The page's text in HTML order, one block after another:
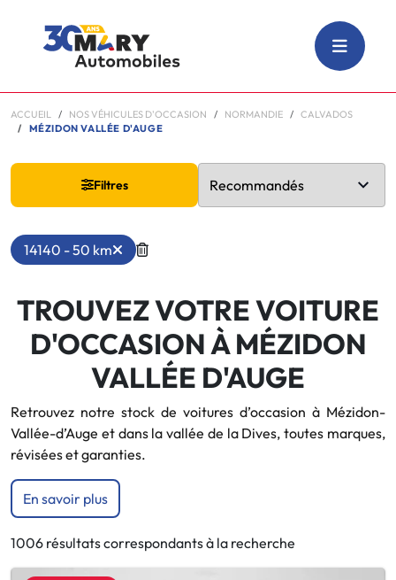
ACCUEIL NOS VÉHICULES D'OCCASION NORMANDIE
CALVADOS
MÉZIDON VALLÉE D'AUGE
Filtres
14140 - 50 km
TROUVEZ VOTRE VOITURE
D'OCCASION À MÉZIDON
VALLÉE D'AUGE
Retrouvez notre stock de voitures d’occasion à Mézidon-
Vallée-d’Auge et dans la vallée de la Dives, toutes marques,
révisées et garanties.
En savoir plus
1006 résultats correspondants à la recherche